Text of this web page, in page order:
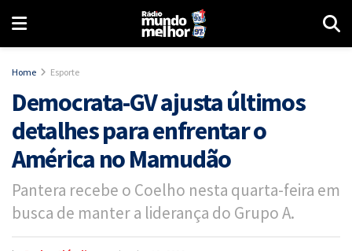
Home Esporte
Democrata-GV ajusta últimos
detalhes para enfrentar o
América no Mamudão
Pantera recebe o Coelho nesta quarta-feira em
busca de manter a liderança do Grupo A.